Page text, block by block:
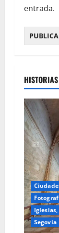
entrada.
Segovia